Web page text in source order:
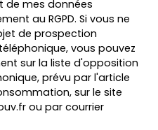
de mes données
au RGPD. Si vous ne
de prospection
vous pouvez
sur la liste d'opposition
prévu par l'article
sur le site
ou par courrier